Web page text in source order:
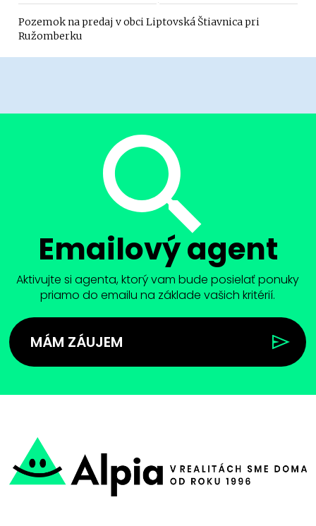
Pozemok na predaj v obci Liptovská Štiavnica pri
Ružomberku
Emailový agent
Aktivujte si agenta, ktorý vam bude posielať ponuky
priamo do emailu na základe vašich kritérií.
MÁM ZÁUJEM